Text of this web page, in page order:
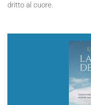
dritto al cuore.